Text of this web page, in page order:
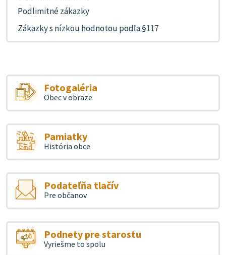
Podlimitné zákazky
Zákazky s nízkou hodnotou podľa §117
Fotogaléria
Obec v obraze
Pamiatky
História obce
Podateľňa tlačív
Pre občanov
Podnety pre starostu
Vyriešme to spolu